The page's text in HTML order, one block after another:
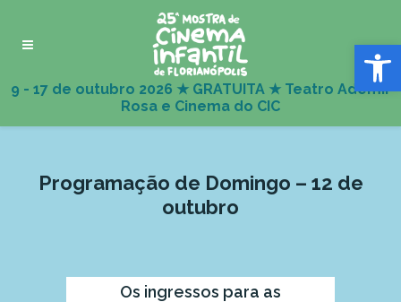
Abrir
Programação de Domingo – 12 de
outubro
Os ingressos para as